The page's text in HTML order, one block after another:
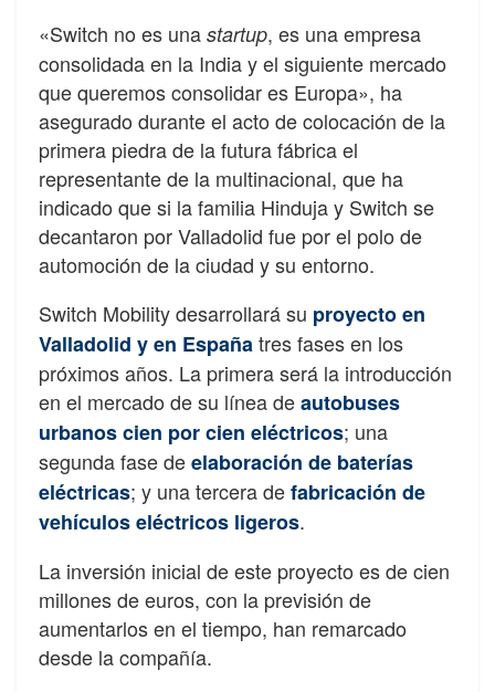
«Switch no es una startup, es una empresa
consolidada en la India y el siguiente mercado
que queremos consolidar es Europa», ha
asegurado durante el acto de colocación de la
primera piedra de la futura fábrica el
representante de la multinacional, que ha
indicado que si la familia Hinduja y Switch se
decantaron por Valladolid fue por el polo de
automoción de la ciudad y su entorno.
Switch Mobility desarrollará su proyecto en
Valladolid y en Españatres fases en los
próximos años. La primera será la introducción
en el mercado de su línea deautobuses
urbanos cien por cien eléctricos; una
segunda fase deelaboración de baterías
eléctricas; y una tercera defabricación de
vehículos eléctricos ligeros.
La inversión inicial de este proyecto es de cien
millones de euros, con la previsión de
aumentarlos en el tiempo, han remarcado
desde la compañía.